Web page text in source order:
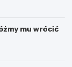
mu wrócić